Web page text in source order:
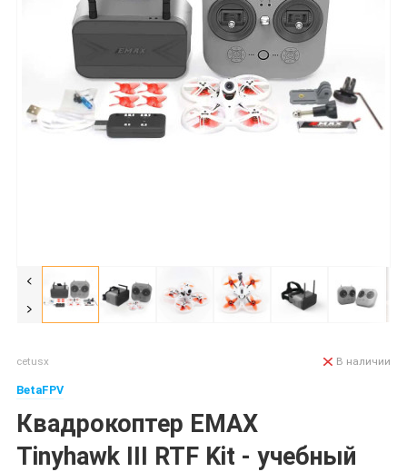
cetusx
BetaFPV
Квадрокоптер EMAX
Tinyhawk III RTF Kit - учебный
В наличии